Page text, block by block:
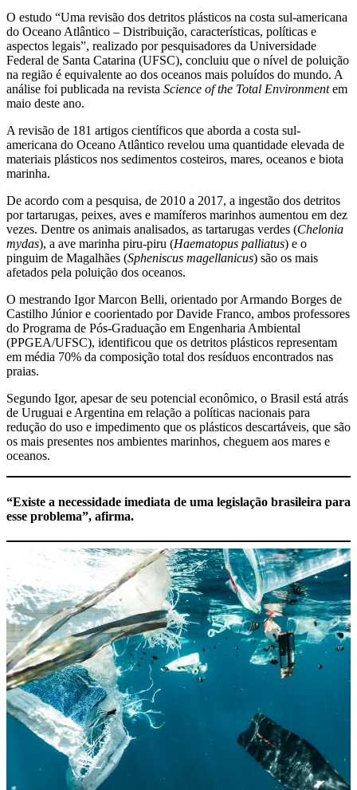
O estudo “Uma revisão dos detritos plásticos na costa sul-americana
do Oceano Atlântico – Distribuição, características, políticas e
aspectos legais”, realizado por pesquisadores da Universidade
Federal de Santa Catarina (UFSC), concluiu que o nível de poluição
na região é equivalente ao dos oceanos mais poluídos do mundo. A
análise foi publicada na revista Science of the Total Environmentem
maio deste ano.
A revisão de 181 artigos científicos que aborda a costa sul-
americana do Oceano Atlântico revelou uma quantidade elevada de
materiais plásticos nos sedimentos costeiros, mares, oceanos e biota
marinha.
De acordo com a pesquisa, de 2010 a 2017, a ingestão dos detritos
por tartarugas, peixes, aves e mamíferos marinhos aumentou em dez
vezes. Dentre os animais analisados, as tartarugas verdes (Chelonia
mydas), a ave marinha piru-piru (Haematopus palliatus) e o
pinguim de Magalhães (Spheniscus magellanicus) são os mais
afetados pela poluição dos oceanos.
O mestrando Igor Marcon Belli, orientado por Armando Borges de
Castilho Júnior e coorientado por Davide Franco, ambos professores
do Programa de Pós-Graduação em Engenharia Ambiental
(PPGEA/UFSC), identificou que os detritos plásticos representam
em média 70% da composição total dos resíduos encontrados nas
praias.
Segundo Igor, apesar de seu potencial econômico, o Brasil está atrás
de Uruguai e Argentina em relação a políticas nacionais para
redução do uso e impedimento que os plásticos descartáveis, que são
os mais presentes nos ambientes marinhos, cheguem aos mares e
oceanos.
“Existe a necessidade imediata de uma legislação brasileira para
esse problema”, afirma.